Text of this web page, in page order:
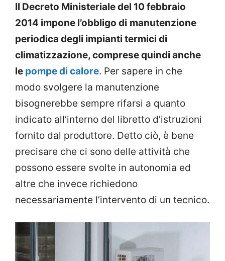
Il Decreto Ministeriale del 10 febbraio
2014 impone l’obbligo di manutenzione
periodica degli impianti termici di
climatizzazione, comprese quindi anche
le pompe di calore. Per sapere in che
modo svolgere la manutenzione
bisognerebbe sempre rifarsi a quanto
indicato all’interno del libretto d’istruzioni
fornito dal produttore. Detto ciò, è bene
precisare che ci sono delle attività che
possono essere svolte in autonomia ed
altre che invece richiedono
necessariamente l’intervento di un tecnico.